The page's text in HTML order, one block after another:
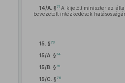
14/A. §71 A kijelölt miniszter az
bevezetett intézkedések
15. §73
15/A. §74
15/B. §75
15/C. §76